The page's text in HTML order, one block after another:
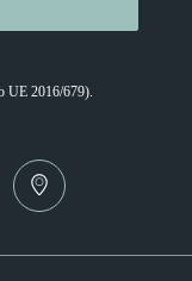
UE 2016/679).